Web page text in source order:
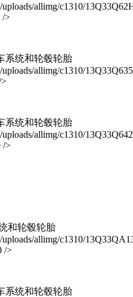
allimg/c1310/
/>
系统和轮毂轮胎
allimg/c1310/
系统和轮毂轮胎
allimg/c1310/
/>
和轮毂轮胎
allimg/c1310/
/>
系统和轮毂轮胎